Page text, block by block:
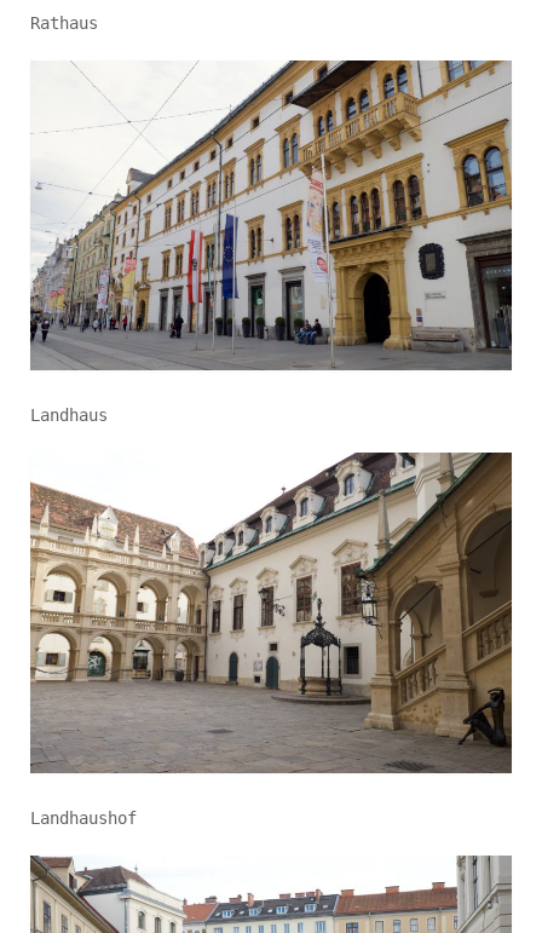
Rathaus
Landhaus
Landhaushof